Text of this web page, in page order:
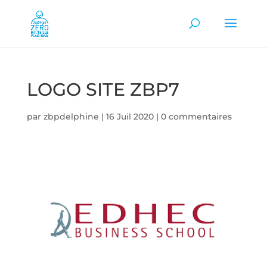
LOGO SITE ZBP7
par zbpdelphine | 16 Juil 2020| 0 commentaires